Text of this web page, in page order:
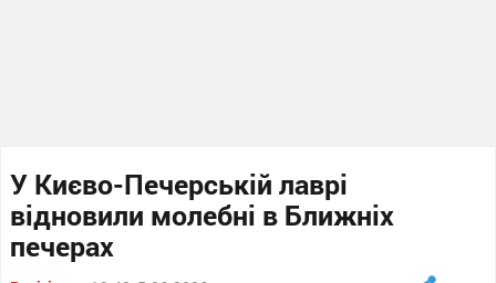
У Києво-Печерській лаврі
відновили молебні в Ближніх
печерах